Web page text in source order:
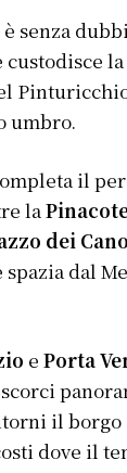
senza
custodisce
umbro.
il
la
dei
dal
ePorta
il borgo
dove il